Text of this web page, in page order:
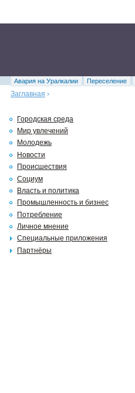
Авария на Уралкалии Переселение
Заглавная ›
Городская среда
Мир увлечений
Молодежь
Новости
Происшествия
Социум
Власть и политика
Промышленность и бизнес
Потребление
Личное мнение
Специальные приложения
Партнёры